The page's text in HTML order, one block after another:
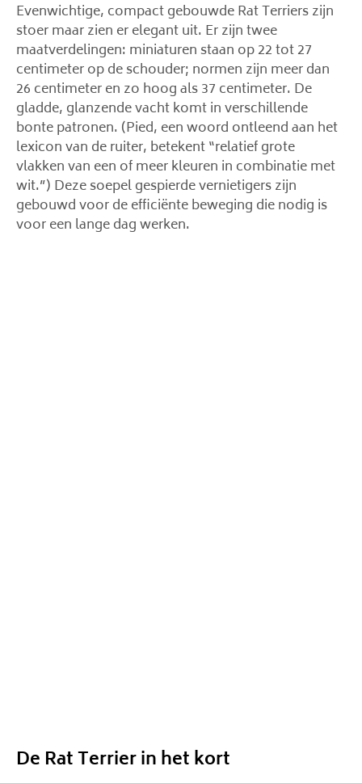
Evenwichtige, compact gebouwde Rat Terriers zijn
stoer maar zien er elegant uit. Er zijn twee
maatverdelingen: miniaturen staan ​​op 22 tot 27
centimeter op de schouder; normen zijn meer dan
26 centimeter en zo hoog als 37 centimeter. De
gladde, glanzende vacht komt in verschillende
bonte patronen. (Pied, een woord ontleend aan het
lexicon van de ruiter, betekent “relatief grote
vlakken van een of meer kleuren in combinatie met
wit.”) Deze soepel gespierde vernietigers zijn
gebouwd voor de efficiënte beweging die nodig is
voor een lange dag werken.
De Rat Terrier in het kort